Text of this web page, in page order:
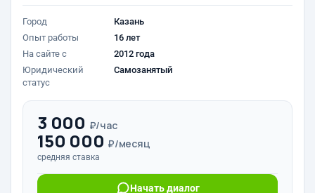
Город
Казань
Опыт работы
16 лет
На сайте с
2012 года
Юридический
статус
Самозанятый
3 000 ₽/час
150 000 ₽/месяц
средняя ставка
Начать диалог